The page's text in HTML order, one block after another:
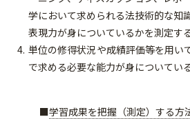
学において求められる法技術的な知
表現力が身についているかを測定する
単位の修得状況や成績評価等を用い
で求める必要な能力が身についてい
■学習成果を把握（測定）する方